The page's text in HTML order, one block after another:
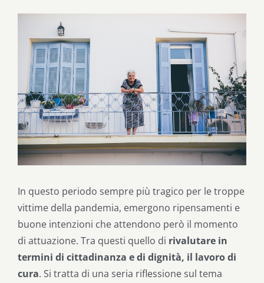
Ingrandisci
immagine
In questo periodo sempre più tragico per le troppe
vittime della pandemia, emergono ripensamenti e
buone intenzioni che attendono però il momento
di attuazione. Tra questi quello di rivalutare in
termini di cittadinanza e di dignità, il lavoro di
cura. Si tratta di una seria riflessione sul tema